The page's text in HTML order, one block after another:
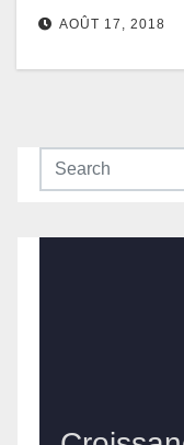
AOÛT 17, 2018